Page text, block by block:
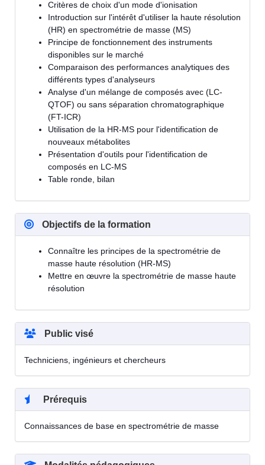
Critères de choix d'un mode d'ionisation
Introduction sur l'intérêt d'utiliser la haute résolution
(HR) en spectrométrie de masse (MS)
Principe de fonctionnement des instruments
disponibles sur le marché
Comparaison des performances analytiques des
différents types d'analyseurs
Analyse d'un mélange de composés avec (LC-
QTOF) ou sans séparation chromatographique
(FT-ICR)
Utilisation de la HR-MS pour l'identification de
nouveaux métabolites
Présentation d'outils pour l'identification de
composés en LC-MS
Table ronde, bilan
Objectifs de la formation
Connaître les principes de la spectrométrie de
masse haute résolution (HR-MS)
Mettre en œuvre la spectrométrie de masse haute
résolution
Public visé
Techniciens, ingénieurs et chercheurs
Prérequis
Connaissances de base en spectrométrie de masse